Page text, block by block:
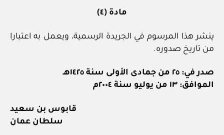
مادة (٤)
ينشر هذا المرسوم في الجريدة الرسمية، ويعمل به اعتبارا
من تاريخ صدوره.
صدر في: ٢٥ من جمادى الأولى سنة ١٤٢٥هـ
الموافق: ١٣ من يوليو سنة ٢٠٠٤م
قابوس بن سعيد
سلطان عمان